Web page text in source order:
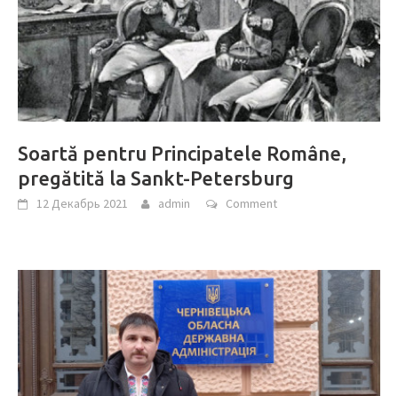
Soartă pentru Principatele Române,
pregătită la Sankt-Petersburg
12 Декабрь 2021 admin Comment